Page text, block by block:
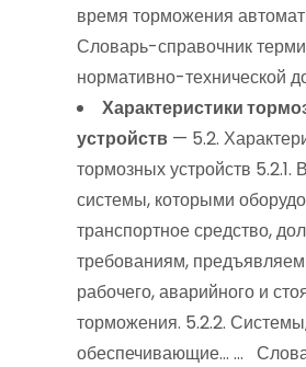
время торможения
Словарь-справочник
нормативно-технической
Характеристики
устройств — 5.2.
тормозных устройств 5.2.1.
системы, которыми
транспортное средство,
требованиям,
рабочего, аварийного и
торможения. 5.2.2.
обеспечивающие… …